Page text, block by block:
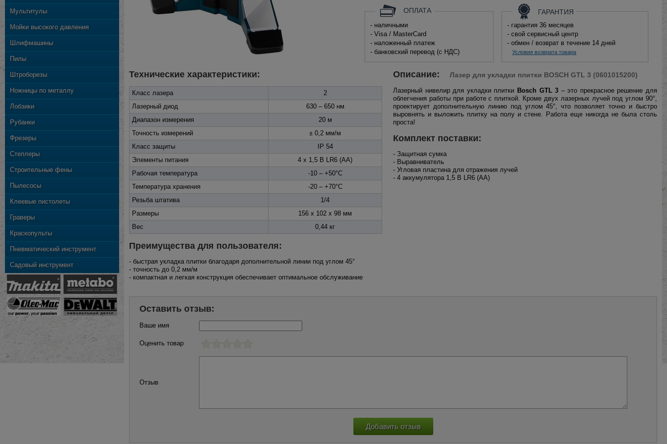
Мультитулы
Мойки высокого давления
Шлифмашины
Пилы
Штроборезы
Ножницы по металлу
Лобзики
Рубанки
Фрезеры
Степлеры
Строительные фены
Пылесосы
Клеевые пистолеты
Граверы
Краскопульты
Пневматический инструмент
Садовый инструмент
ОПЛАТА
- наличными
- Visa / MasterCard
- наложенный платеж
- банковский перевод (с НДС)
ГАРАНТИЯ
- гарантия 36 месяцев
- свой сервисный центр
- обмен / возврат в течение 14 дней
Условия возврата товара
Технические характеристики:
Класс лазера
2
Лазерный диод
630 – 650 нм
Диапазон измерения
20 м
Точность измерений
± 0,2 мм/м
Класс защиты
IP 54
Элементы питания
4 x 1,5 В LR6 (AA)
Рабочая температура
-10 – +50°C
Температура хранения
-20 – +70°C
Резьба штатива
1/4
Размеры
156 x 102 x 98 мм
Вес
0,44 кг
Описание: Лазер для укладки плитки BOSCH GTL 3 (0601015200)
Лазерный нивелир для укладки плитки Bosch GTL 3 – это прекрасное решение для
облегчения работы при работе с плиткой. Кроме двух лазерных лучей под углом 90°,
проектирует дополнительную линию под углом 45°, что позволяет точно и быстро
выровнять и выложить плитку на полу и стене. Работа еще никогда не была столь
проста!
Комплект поставки:
- Защитная сумка
- Выравниватель
- Угловая пластина для отражения лучей
- 4 аккумулятора 1,5 В LR6 (AA)
Преимущества для пользователя:
- быстрая укладка плитки благодаря дополнительной линии под углом 45°
- точность до 0,2 мм/м
- компактная и легкая конструкция обеспечивает оптимальное обслуживание
Оставить отзыв:
Ваше имя
Оценить товар
Отзыв